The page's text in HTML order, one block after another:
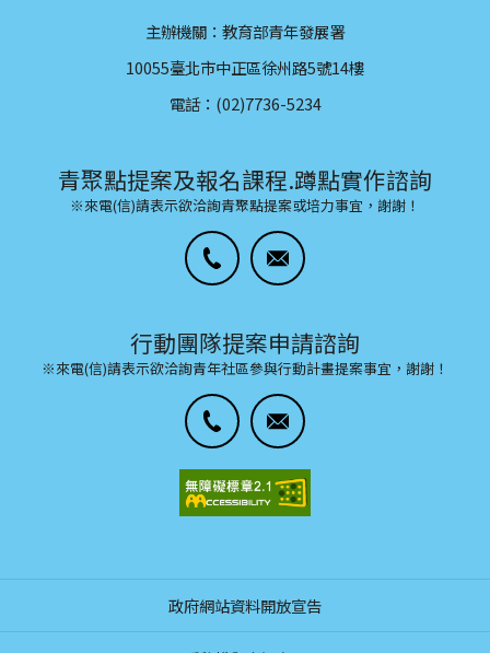
主辦機關：教育部青年發展署
10055臺北市中正區徐州路5號14樓
電話：(02)7736-5234
青聚點提案及報名課程.蹲點實作諮詢
※來電(信)請表示欲洽詢青聚點提案或培力事宜，謝謝！
行動團隊提案申請諮詢
※來電(信)請表示欲洽詢青年社區參與行動計畫提案事宜，謝謝！
政府網站資料開放宣告